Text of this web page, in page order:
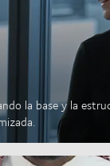
la base y la